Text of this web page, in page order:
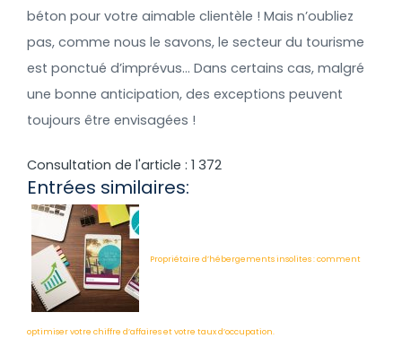
béton pour votre aimable clientèle ! Mais n’oubliez
pas, comme nous le savons, le secteur du tourisme
est ponctué d’imprévus… Dans certains cas, malgré
une bonne anticipation, des exceptions peuvent
toujours être envisagées !
Consultation de l'article : 1 372
Entrées similaires:
Propriétaire d’hébergements insolites : comment
optimiser votre chiffre d’affaires et votre taux d’occupation.